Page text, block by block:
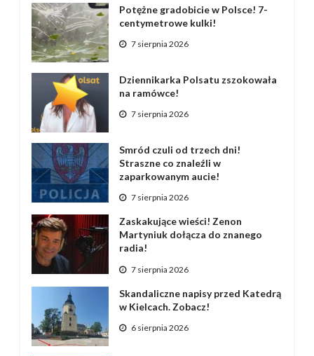
Potężne gradobicie w Polsce! 7-
centymetrowe kulki!
7 sierpnia 2026
Dziennikarka Polsatu zszokowała
na ramówce!
7 sierpnia 2026
Smród czuli od trzech dni!
Straszne co znaleźli w
zaparkowanym aucie!
7 sierpnia 2026
Zaskakujące wieści! Zenon
Martyniuk dołącza do znanego
radia!
7 sierpnia 2026
Skandaliczne napisy przed Katedrą
w Kielcach. Zobacz!
6 sierpnia 2026